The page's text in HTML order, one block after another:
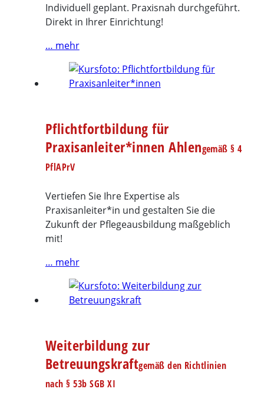
Individuell geplant. Praxisnah durchgeführt.
Direkt in Ihrer Einrichtung!
… mehr
Pflichtfortbildung für
Praxisanleiter*innen Ahlengemäß § 4
PflAPrV
Vertiefen Sie Ihre Expertise als
Praxisanleiter*in und gestalten Sie die
Zukunft der Pflegeausbildung maßgeblich
mit!
… mehr
Weiterbildung zur
Betreuungskraftgemäß den Richtlinien
nach § 53b SGB XI